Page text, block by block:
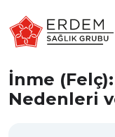
İnme
Nedenleri